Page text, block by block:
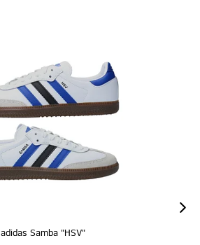
adidas Samba "HSV"